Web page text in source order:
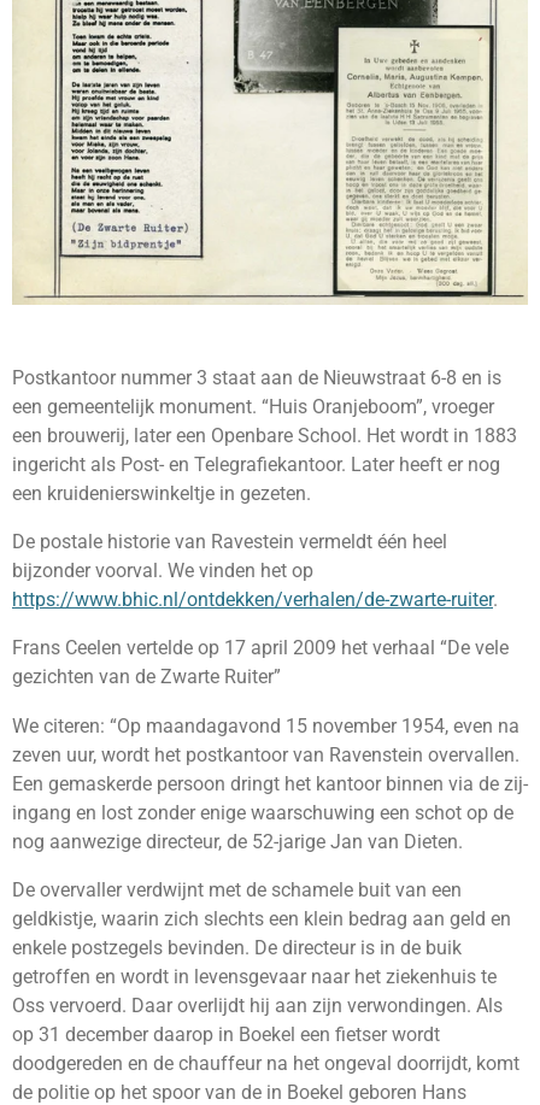
Postkantoor nummer 3 staat aan de Nieuwstraat 6-8 en is
een gemeentelijk monument. “Huis Oranjeboom”, vroeger
een brouwerij, later een Openbare School. Het wordt in 1883
ingericht als Post- en Telegrafiekantoor. Later heeft er nog
een kruidenierswinkeltje in gezeten.
De postale historie van Ravestein vermeldt één heel
bijzonder voorval. We vinden het op
https://www.bhic.nl/ontdekken/verhalen/de-zwarte-ruiter.
Frans Ceelen vertelde op 17 april 2009 het verhaal “De vele
gezichten van de Zwarte Ruiter”
We citeren: “Op maandagavond 15 november 1954, even na
zeven uur, wordt het postkantoor van Ravenstein overvallen.
Een gemaskerde persoon dringt het kantoor binnen via de zij-
ingang en lost zonder enige waarschuwing een schot op de
nog aanwezige directeur, de 52-jarige Jan van Dieten.
De overvaller verdwijnt met de schamele buit van een
geldkistje, waarin zich slechts een klein bedrag aan geld en
enkele postzegels bevinden. De directeur is in de buik
getroffen en wordt in levensgevaar naar het ziekenhuis te
Oss vervoerd. Daar overlijdt hij aan zijn verwondingen. Als
op 31 december daarop in Boekel een fietser wordt
doodgereden en de chauffeur na het ongeval doorrijdt, komt
de politie op het spoor van de in Boekel geboren Hans